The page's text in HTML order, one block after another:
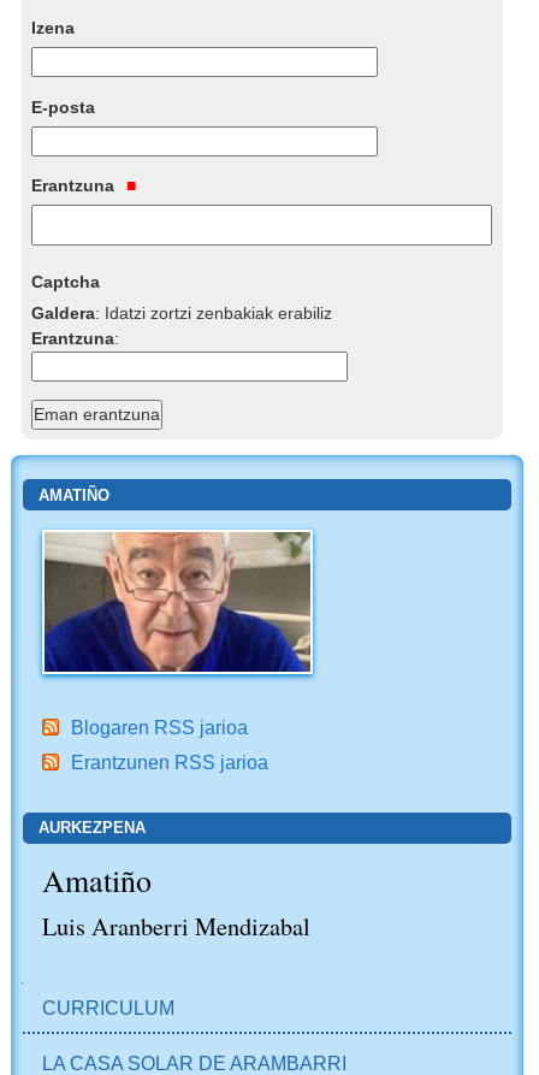
Izena
E-posta
Erantzuna
Captcha
Galdera: Idatzi zortzi zenbakiak erabiliz
Erantzuna:
AMATIÑO
Blogaren RSS jarioa
Erantzunen RSS jarioa
AURKEZPENA
Amatiño
Luis Aranberri Mendizabal
CURRICULUM
LA CASA SOLAR DE ARAMBARRI